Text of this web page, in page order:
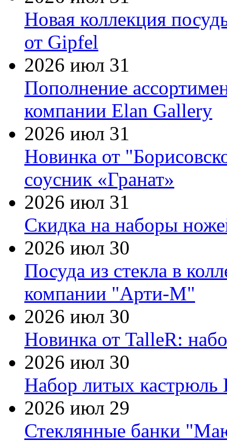
Новая коллекция
от Gipfel
2026 июл 31
Пополнение
компании Elan Gallery
2026 июл 31
Новинка от
соусник «Гранат»
2026 июл 31
Скидка на наборы
2026 июл 30
Посуда из стекла в
компании "Арти-М"
2026 июл 30
Новинка от TalleR:
2026 июл 30
Набор литых кастрюль
2026 июл 29
Стеклянные банки